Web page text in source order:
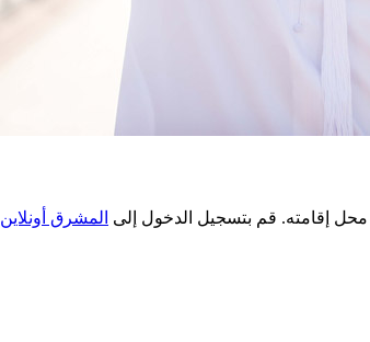
محل إقامته. قم بتسجيل الدخول إلى المشرق أونلاين